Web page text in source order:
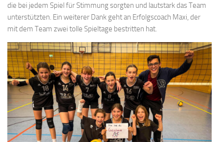
die bei jedem Spiel für Stimmung sorgten und lautstark das Team
unterstützten. Ein weiterer Dank geht an Erfolgscoach Maxi, der
mit dem Team zwei tolle Spieltage bestritten hat.